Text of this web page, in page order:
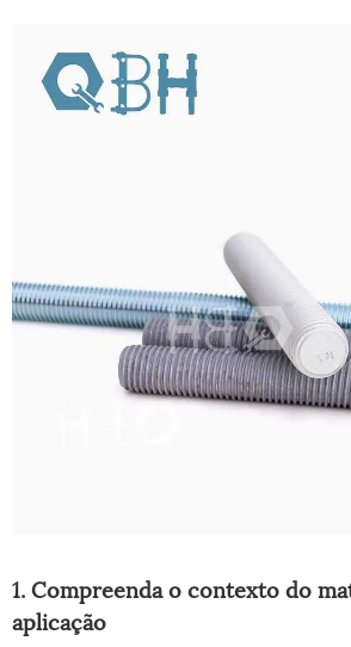
1. Compreenda o contexto do
aplicação